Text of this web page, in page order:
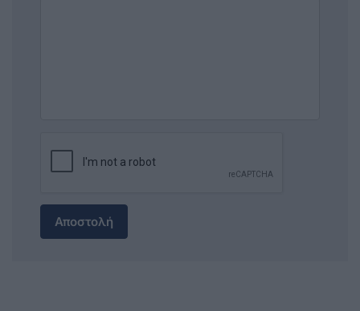
Αποστολή